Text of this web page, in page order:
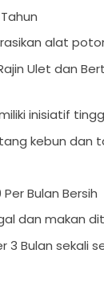
alat
Ulet dan
inisiatif
kebun dan
Per Bulan Bersih
dan makan
3 Bulan sekali